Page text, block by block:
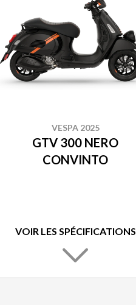
VESPA 2025
GTV 300 NERO
CONVINTO
VOIR LES SPÉCIFICATIONS